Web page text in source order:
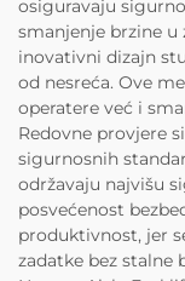
osiguravaju
smanjenje brzine
inovativni dizajn
od nesreća. Ove
operatere već i
Redovne provjere
sigurnosnih
održavaju najvišu
posvećenost
produktivnost, jer
zadatke bez stalne